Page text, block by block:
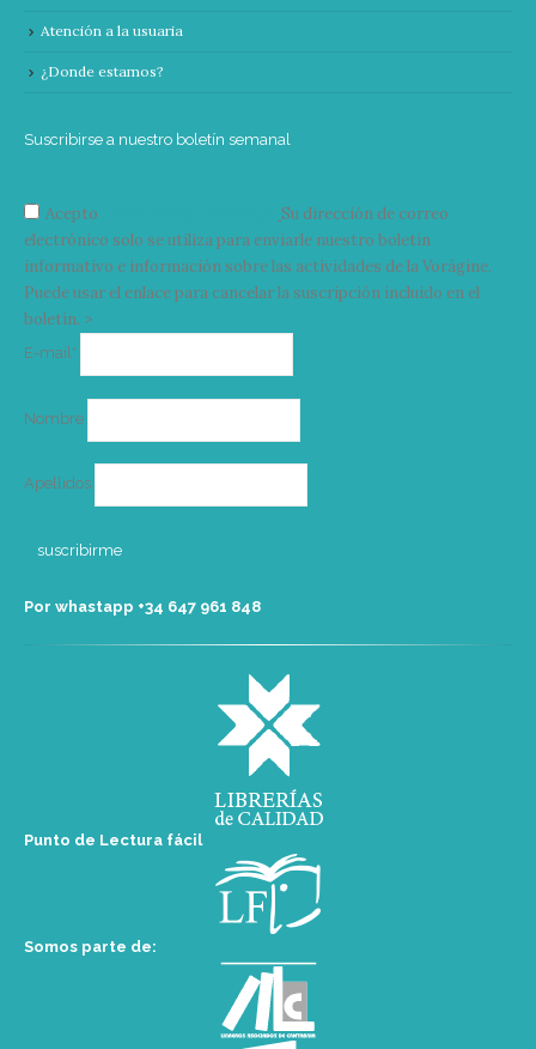
Atención a la usuaria
¿Donde estamos?
Suscribirse a nuestro boletín semanal
Acepto
Su dirección de correo
electrónico solo se utiliza para enviarle nuestro boletín
informativo e información sobre las actividades de la Vorágine.
Puede usar el enlace para cancelar la suscripción incluido en el
boletín. >
E-mail*
Nombre
Apellidos
Por whastapp +34 ‭647 961 848‬
Punto de Lectura fácil
Somos parte de: